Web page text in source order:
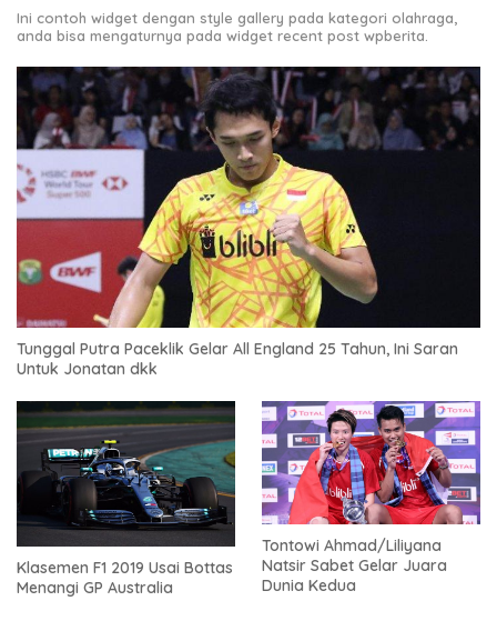
Ini contoh widget dengan style gallery pada kategori olahraga,
anda bisa mengaturnya pada widget recent post wpberita.
Tunggal Putra Paceklik Gelar All England 25 Tahun, Ini Saran
Untuk Jonatan dkk
Klasemen F1 2019 Usai Bottas
Menangi GP Australia
Tontowi Ahmad/Liliyana
Natsir Sabet Gelar Juara
Dunia Kedua